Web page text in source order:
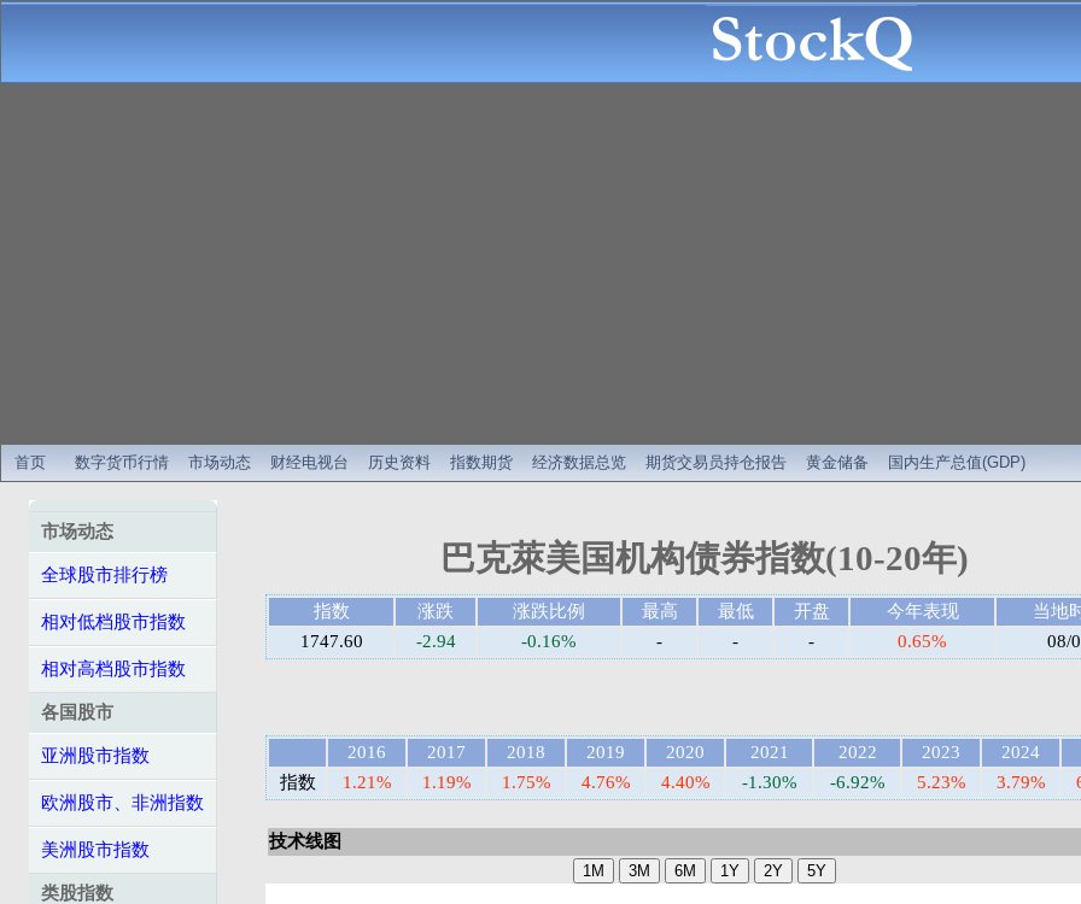
首页 数字货币行情 市场动态 财经电视台 历史资料 指数期货 经济数据总览 期货交易员持仓报告 黄金储备 国内生产总值(GDP)
市场动态
全球股市排行榜
相对低档股市指数
相对高档股市指数
各国股市
亚洲股市指数
欧洲股市、非洲指数
美洲股市指数
类股指数
巴克萊美国机构债券指数(10-20年)
指数 涨跌 涨跌比例 最高 最低 开盘 今年表现
当地
1747.60
-2.94 -0.16% - - - 0.65% 08/
2016 2017 2018 2019 2020 2021 2022 2023 2024
指数
1.21% 1.19% 1.75% 4.76% 4.40% -1.30% -6.92% 5.23% 3.79%
技术线图